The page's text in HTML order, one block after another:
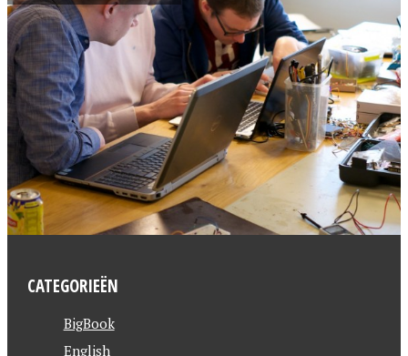
CATEGORIEËN
BigBook
English